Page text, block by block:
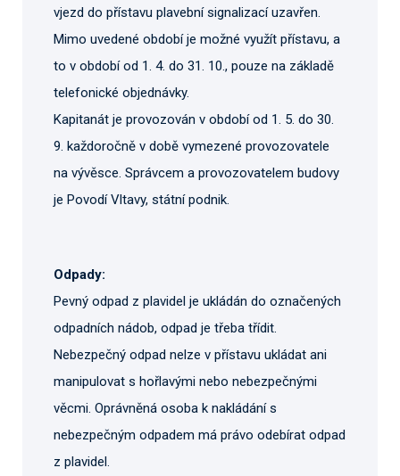
vjezd do přístavu plavební signalizací uzavřen.
Mimo uvedené období je možné využít přístavu, a
to v období od 1. 4. do 31. 10., pouze na základě
telefonické objednávky.
Kapitanát je provozován v období od 1. 5. do 30.
9. každoročně v době vymezené provozovatele
na vývěsce. Správcem a provozovatelem budovy
je Povodí Vltavy, státní podnik.
Odpady:
Pevný odpad z plavidel je ukládán do označených
odpadních nádob, odpad je třeba třídit.
Nebezpečný odpad nelze v přístavu ukládat ani
manipulovat s hořlavými nebo nebezpečnými
věcmi. Oprávněná osoba k nakládání s
nebezpečným odpadem má právo odebírat odpad
z plavidel.